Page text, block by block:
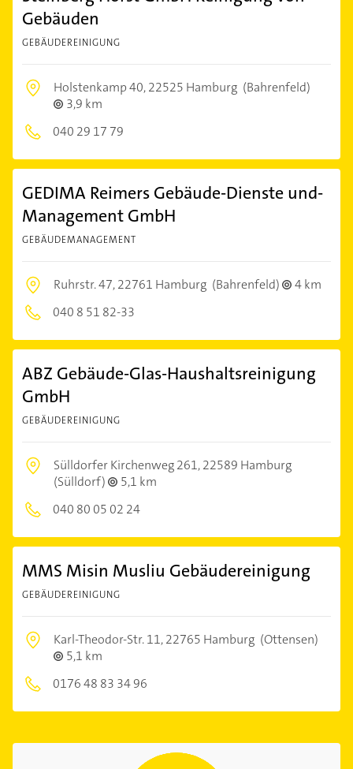
Gebäuden
GEBÄUDEREINIGUNG
Holstenkamp 40,22525 Hamburg (Bahrenfeld)
3,9 km
040 29 17 79
GEDIMA Reimers Gebäude-Dienste und-
Management GmbH
GEBÄUDEMANAGEMENT
Ruhrstr. 47,22761 Hamburg (Bahrenfeld)
4 km
040 8 51 82-33
ABZ Gebäude-Glas-Haushaltsreinigung
GmbH
GEBÄUDEREINIGUNG
Sülldorfer Kirchenweg 261,22589 Hamburg
(Sülldorf)
5,1 km
040 80 05 02 24
MMS Misin Musliu Gebäudereinigung
GEBÄUDEREINIGUNG
Karl-Theodor-Str. 11,22765 Hamburg (Ottensen)
5,1 km
0176 48 83 34 96